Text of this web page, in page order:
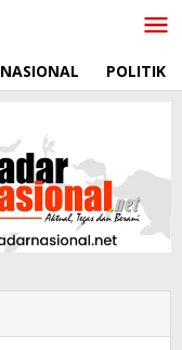
NASIONAL POLITIK